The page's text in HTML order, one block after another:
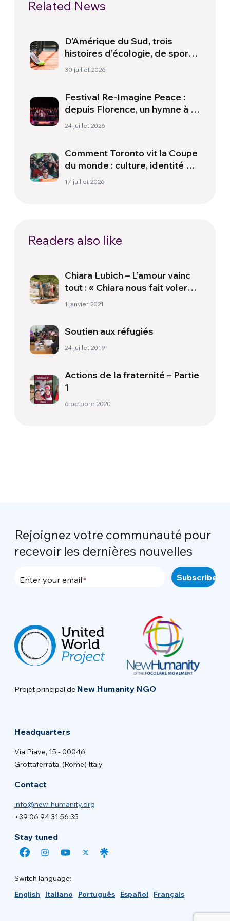
Related News
D’Amérique du Sud, trois
histoires d’écologie, de sport
et de santé
30 juillet 2026
Festival Re-Imagine Peace :
depuis Florence, un hymne à la
paix
24 juillet 2026
Comment Toronto vit la Coupe
du monde : culture, identité et
politique hors du terrain
17 juillet 2026
Readers also like
Chiara Lubich – L’amour vainc
tout : « Chiara nous fait voler
haut »
1 janvier 2021
Soutien aux réfugiés
24 juillet 2019
Actions de la fraternité – Partie
1
6 octobre 2020
Rejoignez votre communauté pour
recevoir les dernières nouvelles
Enter your email
Projet principal de New Humanity NGO
Headquarters
Via Piave, 15 - 00046
Grottaferrata, (Rome) Italy
Contact
info@new-humanity.org
+39 06 94 31 56 35
Stay tuned
Switch language:
English
Italiano Português Español Français